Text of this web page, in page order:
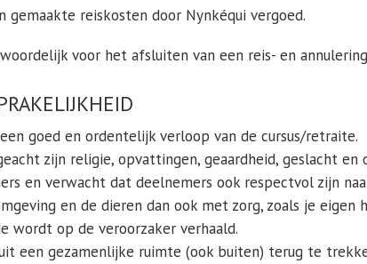
gemaakte reiskosten door Nynkéqui vergoed.
voor het afsluiten van een reis- en
goed en ordentelijk verloop van de cursus/retraite.
zijn religie, opvattingen, geaardheid, geslacht
en verwacht dat deelnemers ook respectvol zijn
en de dieren dan ook met zorg, zoals je eigen
wordt op de veroorzaker verhaald.
een gezamenlijke ruimte (ook buiten) terug te